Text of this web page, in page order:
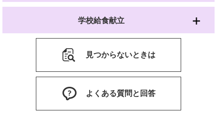
学校給食献立
見つからないときは
よくある質問と回答